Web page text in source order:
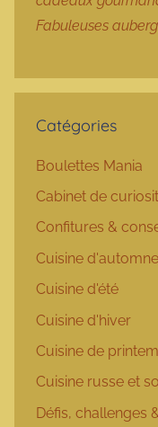
Fabuleuses
Catégories
Boulettes Mania
Cabinet de
Confitures &
Cuisine d'automne
Cuisine d'été
Cuisine d'hiver
Cuisine de
Cuisine russe et
Défis, challenges